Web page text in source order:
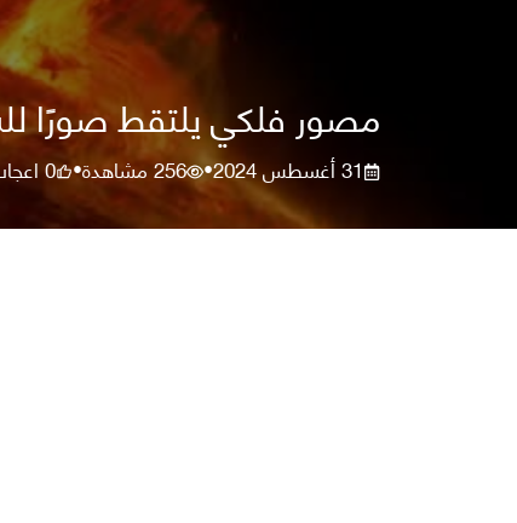
مصور فلكي يلتقط صورًا
31 أغسطس 2024 •
256مشاهدة•
0